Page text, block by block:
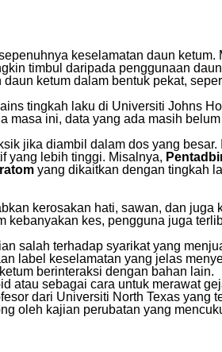
keselamatan daun
timbul daripada penggunaan
ketum dalam bentuk pekat,
tingkah laku di Universiti Johns
ini, data yang ada masih
jika diambil dalam dos yang
yang lebih tinggi. Misalnya,
yang dikaitkan dengan tingkah
kerosakan hati, sawan, dan juga
kes, pengguna juga
salah terhadap syarikat yang
label keselamatan yang jelas
berinteraksi dengan bahan lain.
atau sebagai cara untuk merawat
dari Universiti North Texas yang
oleh kajian perubatan yang